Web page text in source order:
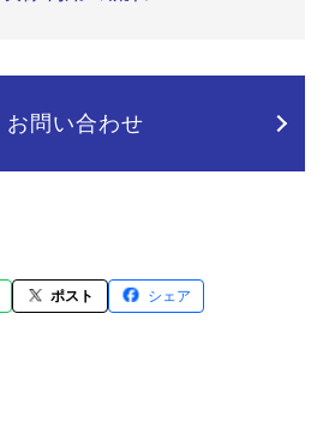
お問い合わせ
ポスト シェア